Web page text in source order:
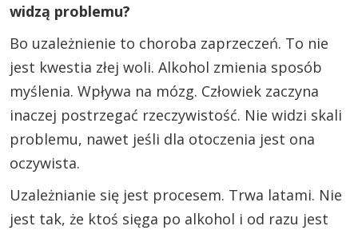
widzą problemu?
Bo uzależnienie to choroba zaprzeczeń. To nie
jest kwestia złej woli. Alkohol zmienia sposób
myślenia. Wpływa na mózg. Człowiek zaczyna
inaczej postrzegać rzeczywistość. Nie widzi skali
problemu, nawet jeśli dla otoczenia jest ona
oczywista.
Uzależnianie się jest procesem. Trwa latami. Nie
jest tak, że ktoś sięga po alkohol i od razu jest